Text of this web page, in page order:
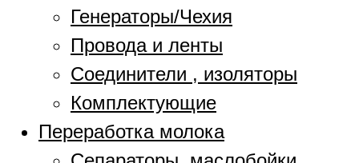
Генераторы/Чехия
Провода и ленты
Соединители , изоляторы
Комплектующие
Переработка молока